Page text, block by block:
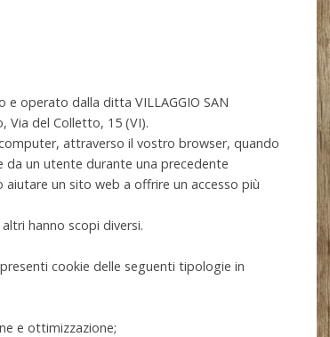
e operato dalla ditta VILLAGGIO SAN
Via del Colletto, 15 (VI).
attraverso il vostro browser, quando
da un utente durante una precedente
un sito web a offrire un accesso più
hanno scopi diversi.
cookie delle seguenti tipologie in
e ottimizzazione;